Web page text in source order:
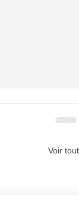
Voir tout